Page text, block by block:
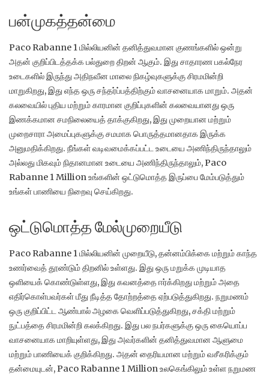
பன்முகத்தன்மை
Paco Rabanne 1 மில்லியனின் தனித்துவமான குணங்களில் ஒன்று
அதன் குறிப்பிடத்தக்க பல்துறை திறன் ஆகும். இது சாதாரண பகல்நேர
உடைகளில் இருந்து அதிநவீன மாலை நிகழ்வுகளுக்கு சிரமமின்றி
மாறுகிறது, இது எந்த ஒரு சந்தர்ப்பத்திற்கும் வாசனையாக மாறும். அதன்
கலவையில் புதிய மற்றும் காரமான குறிப்புகளின் கலவையானது ஒரு
இணக்கமான சமநிலையைத் தாக்குகிறது, இது முறையான மற்றும்
முறைசாரா அமைப்புகளுக்கு சமமாக பொருத்தமானதாக இருக்க
அனுமதிக்கிறது. நீங்கள் வடிவமைக்கப்பட்ட உடையை அணிந்திருந்தாலும்
அல்லது மிகவும் நிதானமான உடையை அணிந்திருந்தாலும், Paco
Rabanne 1 Million உங்களின் ஒட்டுமொத்த இருப்பை மேம்படுத்தும்
உங்கள் பாணியை நிறைவு செய்கிறது.
ஒட்டுமொத்த மேல்முறையீடு
Paco Rabanne 1 மில்லியனின் முறையீடு, தன்னம்பிக்கை மற்றும் காந்த
உணர்வைத் தூண்டும் திறனில் உள்ளது. இது ஒரு மறுக்க முடியாத
ஒளியைக் கொண்டுள்ளது, இது கவனத்தை ஈர்க்கிறது மற்றும் அதை
எதிர்கொள்பவர்கள் மீது நீடித்த தோற்றத்தை ஏற்படுத்துகிறது. நறுமணம்
ஒரு குறிப்பிட்ட ஆண்பால் அழகை வெளிப்படுத்துகிறது, சக்தி மற்றும்
நுட்பத்தை சிரமமின்றி கலக்கிறது. இது பல நபர்களுக்கு ஒரு கையொப்ப
வாசனையாக மாறியுள்ளது, இது அவர்களின் தனித்துவமான ஆளுமை
மற்றும் பாணியைக் குறிக்கிறது. அதன் தைரியமான மற்றும் வசீகரிக்கும்
தன்மையுடன், Paco Rabanne 1 Million உலகெங்கிலும் உள்ள நறுமண